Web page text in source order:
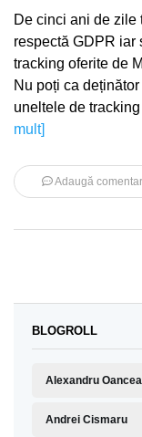
De cinci ani de zile
respectă GDPR iar
tracking oferite de
Nu poți ca
uneltele de
mult]
Adaugă
BLOGROLL
Alexandru Oancea
Andrei Cismaru